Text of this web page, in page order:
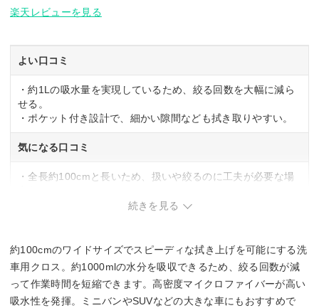
楽天レビューを見る
よい口コミ
・約1Lの吸水量を実現しているため、絞る回数を大幅に減ら
せる。
・ポケット付き設計で、細かい隙間なども拭き取りやすい。
気になる口コミ
・全長約100cmと長いため、扱いや絞るのに工夫が必要な場
続きを見る
約100cmのワイドサイズでスピーディな拭き上げを可能にする洗
車用クロス。約1000mlの水分を吸収できるため、絞る回数が減
って作業時間を短縮できます。高密度マイクロファイバーが高い
吸水性を発揮。ミニバンやSUVなどの大きな車にもおすすめで